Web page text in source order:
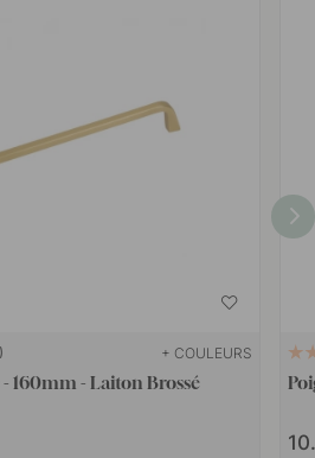
+ COULEURS
- 160mm - Laiton Brossé